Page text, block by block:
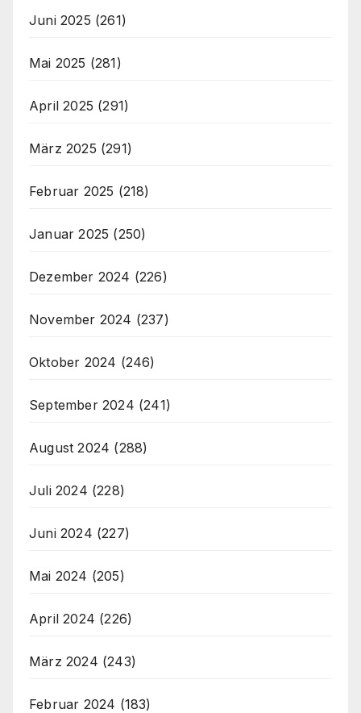
Juni 2025 (261)
Mai 2025 (281)
April 2025 (291)
März 2025 (291)
Februar 2025 (218)
Januar 2025 (250)
Dezember 2024 (226)
November 2024 (237)
Oktober 2024 (246)
September 2024 (241)
August 2024 (288)
Juli 2024 (228)
Juni 2024 (227)
Mai 2024 (205)
April 2024 (226)
März 2024 (243)
Februar 2024 (183)